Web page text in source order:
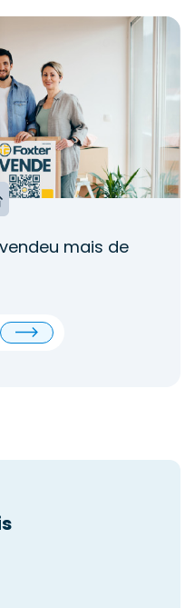
mais de